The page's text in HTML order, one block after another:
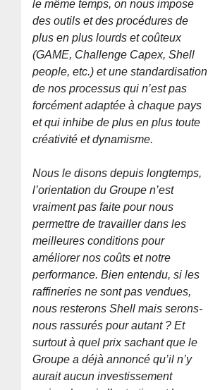
le même temps, on nous impose
des outils et des procédures de
plus en plus lourds et coûteux
(GAME, Challenge Capex, Shell
people, etc.) et une standardisation
de nos processus qui n’est pas
forcément adaptée à chaque pays
et qui inhibe de plus en plus toute
créativité et dynamisme.
Nous le disons depuis longtemps,
l’orientation du Groupe n’est
vraiment pas faite pour nous
permettre de travailler dans les
meilleures conditions pour
améliorer nos coûts et notre
performance. Bien entendu, si les
raffineries ne sont pas vendues,
nous resterons Shell mais serons-
nous rassurés pour autant ? Et
surtout à quel prix sachant que le
Groupe a déjà annoncé qu’il n’y
aurait aucun investissement